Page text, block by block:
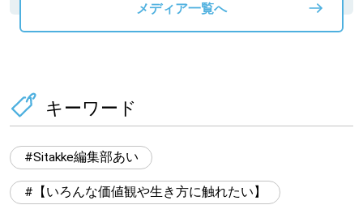
メディア一覧へ
キーワード
Sitakke編集部あい
【いろんな価値観や生き方に触れたい】